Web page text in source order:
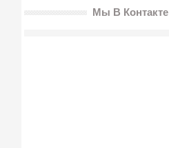
Мы В Контакте